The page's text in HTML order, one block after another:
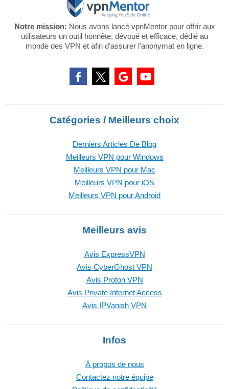
Notre mission: Nous avons lancé vpnMentor pour offrir aux
utilisateurs un outil honnête, dévoué et efficace, dédié au
monde des VPN et afin d'assurer l'anonymat en ligne.
Catégories / Meilleurs choix
Derniers Articles De Blog
Meilleurs VPN pour Windows
Meilleurs VPN pour Mac
Meilleurs VPN pour iOS
Meilleurs VPN pour Android
Meilleurs avis
Avis ExpressVPN
Avis CyberGhost VPN
Avis Proton VPN
Avis Private Internet Access
Avis IPVanish VPN
Infos
À propos de nous
Contactez notre équipe